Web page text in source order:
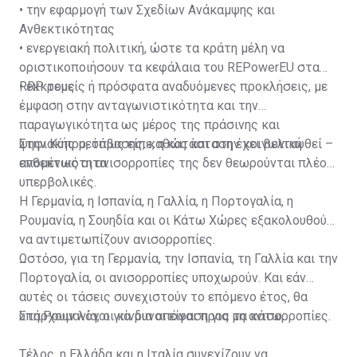
• την εφαρμογή των Σχεδίων Ανάκαμψης και
Ανθεκτικότητας
• ενεργειακή πολιτική, ώστε τα κράτη μέλη να
οριστικοποιήσουν τα κεφάλαια του REPowerEU στα
RRP τους
• εκκρεμείς ή πρόσφατα αναδυόμενες προκλήσεις, με
έμφαση στην ανταγωνιστικότητα και την
παραγωγικότητα ως μέρος της πράσινης και
ψηφιακής μετάβασης, καθώς και στην κοινωνική
ανθεκτικότητα.
Στην Κύπρο, όπως είπε, η κατάσταση έχει βελτιωθεί –
επομένως οι ανισορροπίες της δεν θεωρούνται πλέον
υπερβολικές.
Η Γερμανία, η Ισπανία, η Γαλλία, η Πορτογαλία, η
Ρουμανία, η Σουηδία και οι Κάτω Χώρες εξακολουθούν
να αντιμετωπίζουν ανισορροπίες.
Ωστόσο, για τη Γερμανία, την Ισπανία, τη Γαλλία και την
Πορτογαλία, οι ανισορροπίες υποχωρούν. Και εάν
αυτές οι τάσεις συνεχιστούν το επόμενο έτος, θα
υπάρχουν λόγοι για μια απόφαση για μη ανισορροπίες.
Στη Ρουμανία, οι κίνδυνοι είναι προς τα κάτω.